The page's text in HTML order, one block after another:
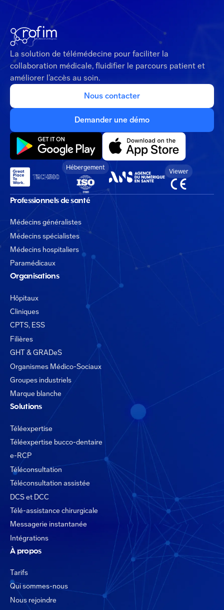
La solution de télémédecine pour faciliter la
collaboration médicale, fluidifier le parcours patient et
améliorer l’accès au soin.
Nous contacter
Demander une démo
Hébergement
Viewer
Professionnels de santé
Médecins généralistes
Médecins spécialistes
Médecins hospitaliers
Paramédicaux
Organisations
Hôpitaux
Cliniques
CPTS, ESS
Filières
GHT & GRADeS
Organismes Médico-Sociaux
Groupes industriels
Marque blanche
Solutions
Téléexpertise
Téléexpertise bucco-dentaire
e-RCP
Téléconsultation
Téléconsultation assistée
DCS et DCC
Télé-assistance chirurgicale
Messagerie instantanée
Intégrations
À propos
Tarifs
Qui sommes-nous
Nous rejoindre